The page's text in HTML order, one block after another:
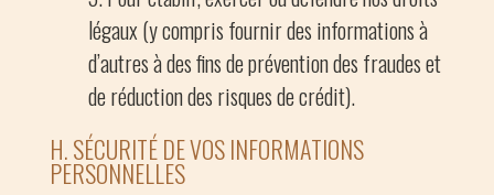
légaux (y compris fournir des informations à
d’autres à des fins de prévention des fraudes et
de réduction des risques de crédit).
H. SÉCURITÉ DE VOS INFORMATIONS
PERSONNELLES